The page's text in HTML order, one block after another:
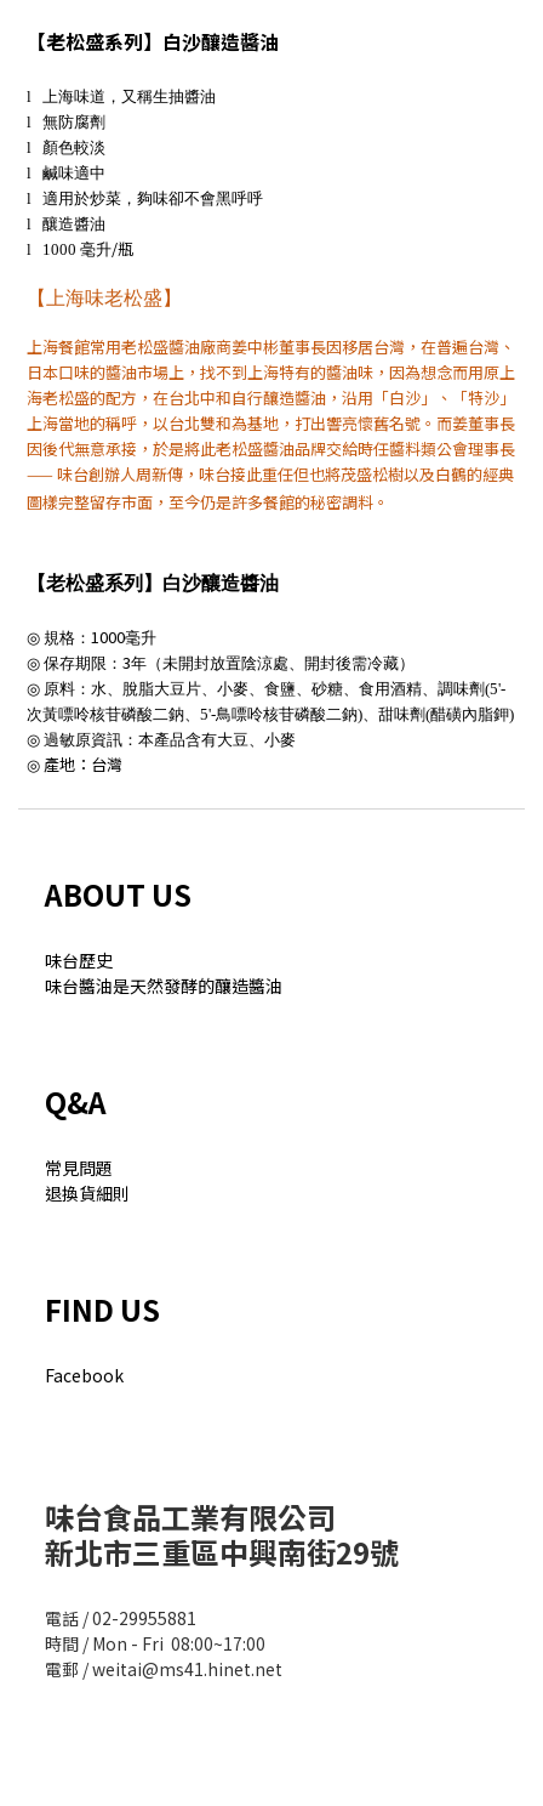
【老松盛系列】白沙釀造醬油
l 上海味道，又稱生抽醬油
l 無防腐劑
l
顏色較淡
l 鹹味適中
l 適用於炒菜，夠味卻不會黑呼呼
l 釀造醬油
l
1000 毫升/瓶
【上海味老松盛】
上海餐館常用老松盛醬油廠商姜中彬董事長因移居台灣，在普遍台灣、
日本口味的醬油市場上，找不到上海特有的醬油味，因為想念而用原上
海老松盛的配方，在台北中和自行釀造醬油，沿用「白沙」、「特沙」
上海當地的稱呼，以台北雙和為基地，打出響亮懷舊名號。而姜董事長
因後代無意承接，於是將此老松盛醬油品牌交給時任醬料類公會理事長
——味台創辦人周新傳，味台接此重任但也將茂盛松樹以及白鶴的經典
圖樣完整留存市面，至今仍是許多餐館的秘密調料。
【老松盛系列】白沙釀造醬油
◎ 規格： 1000毫升
◎ 保存期限： 3年（未開封放置陰涼處、開封後需冷藏）
◎ 原料：水、脫脂大豆片、小麥、食鹽、砂糖、食用酒精、 調味劑(5'-
次黃嘌呤核苷磷酸二鈉、 5'-鳥嘌呤核苷磷酸二鈉)、 甜味劑(醋磺內脂鉀)
◎ 過敏原資訊：本產品含有大豆、小麥
◎ 產地：台灣
ABOUT US
味台歷史
味台醬油是天然發酵的釀造醬油
Q&A
常見問題
退換貨細則
FIND US
Facebook
味台食品工業有限公司
新北市三重區中興南街29號
電話 / 02-29955881
時間 / Mon - Fri 08:00~17:00
電郵 / weitai@ms41.hinet.net